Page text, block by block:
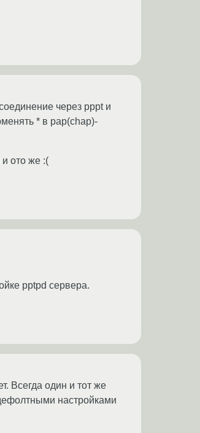
через pppt и
* в pap(chap)-
ото же :(
pptpd сервера.
Всегда один и тот же
настройками